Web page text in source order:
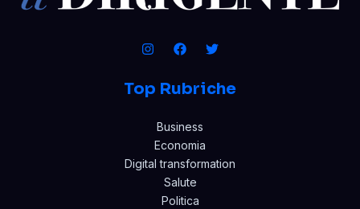
Top Rubriche
Business
Economia
Digital transformation
Salute
Politica